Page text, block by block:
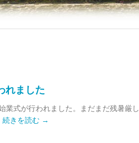
れました
業式が行われました。まだまだ残暑厳し
続きを読む →